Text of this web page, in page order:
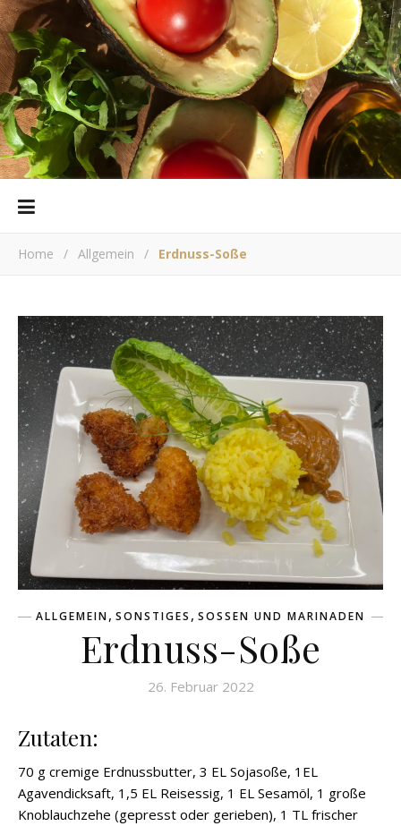
Home / Allgemein / Erdnuss-Soße
ALLGEMEIN, SONSTIGES , SOSSEN UND MARINADEN
Erdnuss-Soße
26. Februar 2022
Zutaten:
70 g cremige Erdnussbutter, 3 EL Sojasoße, 1EL
Agavendicksaft, 1,5 EL Reisessig, 1 EL Sesamöl, 1 große
Knoblauchzehe (gepresst oder gerieben), 1 TL frischer